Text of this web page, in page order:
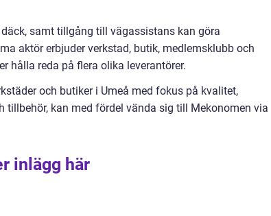
samt tillgång till vägassistans kan göra
aktör erbjuder verkstad, butik, medlemsklubb och
hålla reda på flera olika leverantörer.
och butiker i Umeå med fokus på kvalitet,
tillbehör, kan med fördel vända sig till Mekonomen via
inlägg här